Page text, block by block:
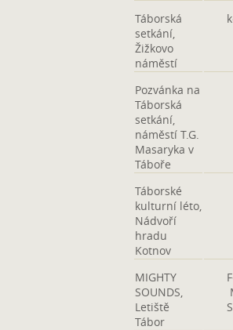
Táborská
setkání,
Žižkovo
náměstí
Pozvánka na
Táborská
setkání,
náměstí T.G.
Masaryka v
Táboře
Táborské
kulturní léto,
Nádvoří
hradu
Kotnov
MIGHTY
SOUNDS,
Letiště
Tábor